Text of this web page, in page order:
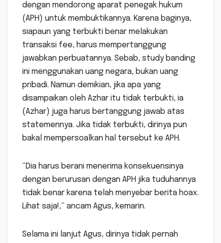
dengan mendorong aparat penegak hukum
(APH) untuk membuktikannya. Karena baginya,
siapaun yang terbukti benar melakukan
transaksi fee, harus mempertanggung
jawabkan perbuatannya. Sebab, study banding
ini menggunakan uang negara, bukan uang
pribadi. Namun demikian, jika apa yang
disampaikan oleh Azhar itu tidak terbukti, ia
(Azhar) juga harus bertanggung jawab atas
statemennya. Jika tidak terbukti, dirinya pun
bakal mempersoalkan hal tersebut ke APH.
“Dia harus berani menerima konsekuensinya
dengan berurusan dengan APH jika tuduhannya
tidak benar karena telah menyebar berita hoax.
Lihat saja!,” ancam Agus, kemarin.
Selama ini lanjut Agus, dirinya tidak pernah